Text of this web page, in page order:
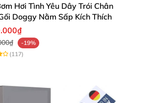
Hơi Tình Yêu Dây Trói Chân
Doggy Nằm Sấp Kích Thích
-19%
(117)